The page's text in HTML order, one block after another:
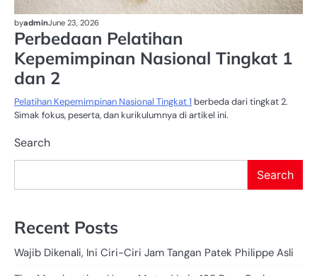
byadminJune 23, 2026
Perbedaan Pelatihan
Kepemimpinan Nasional Tingkat 1
dan 2
Pelatihan Kepemimpinan Nasional Tingkat 1 berbeda dari tingkat 2.
Simak fokus, peserta, dan kurikulumnya di artikel ini.
Search
Search
Recent Posts
Wajib Dikenali, Ini Ciri-Ciri Jam Tangan Patek Philippe Asli